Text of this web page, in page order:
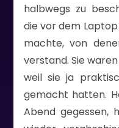
halbwegs zu
die vor dem
machte, von
verstand. Sie
weil sie ja
gemacht hatten.
Abend gegessen,